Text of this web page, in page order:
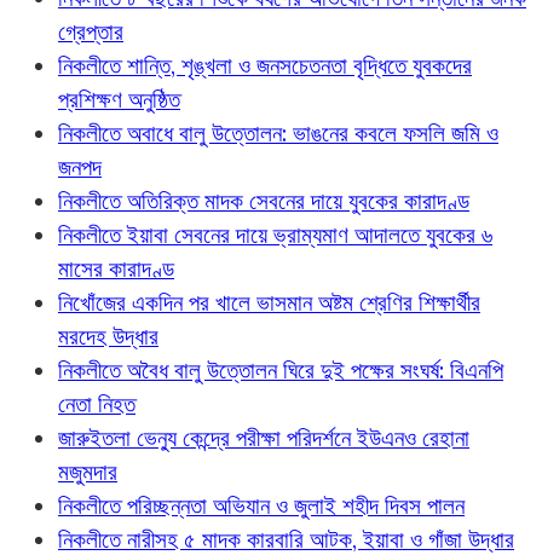
গ্রেপ্তার
নিকলীতে শান্তি, শৃঙ্খলা ও জনসচেতনতা বৃদ্ধিতে যুবকদের
প্রশিক্ষণ অনুষ্ঠিত
নিকলীতে অবাধে বালু উত্তোলন: ভাঙনের কবলে ফসলি জমি ও
জনপদ
নিকলীতে অতিরিক্ত মাদক সেবনের দায়ে যুবকের কারাদণ্ড
নিকলীতে ইয়াবা সেবনের দায়ে ভ্রাম্যমাণ আদালতে যুবকের ৬
মাসের কারাদণ্ড
নিখোঁজের একদিন পর খালে ভাসমান অষ্টম শ্রেণির শিক্ষার্থীর
মরদেহ উদ্ধার
নিকলীতে অবৈধ বালু উত্তোলন ঘিরে দুই পক্ষের সংঘর্ষ: বিএনপি
নেতা নিহত
জারুইতলা ভেন্যু কেন্দ্রে পরীক্ষা পরিদর্শনে ইউএনও রেহানা
মজুমদার
নিকলীতে পরিচ্ছন্নতা অভিযান ও জুলাই শহীদ দিবস পালন
নিকলীতে নারীসহ ৫ মাদক কারবারি আটক, ইয়াবা ও গাঁজা উদ্ধার